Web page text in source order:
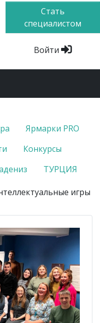
Стать
специалистом
Войти
Ярмарки PRO
Конкурсы
ТУРЦИЯ
игры